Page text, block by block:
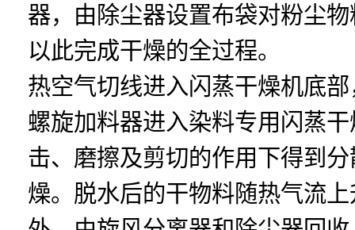
器，由除尘器设置布袋对粉尘
以此完成干燥的全过程。
热空气切线进入闪蒸干燥机底
螺旋加料器进入染料专用闪蒸
击、磨擦及剪切的作用下得到
燥。脱水后的干物料随热气流